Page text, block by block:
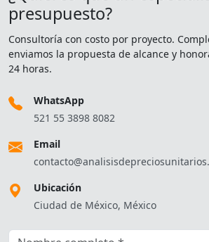
presupuesto?
Consultoría con costo por proyecto.
enviamos la propuesta de alcance y
24 horas.
WhatsApp
521 55 3898 8082
Email
Ubicación
Ciudad de México, México